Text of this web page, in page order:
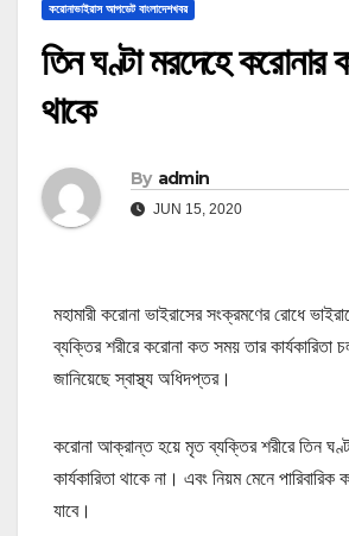
করোনাভাইরাস আপডেট বাংলাদেশখবর
তিন ঘণ্টা মরদেহে করোনার
থাকে
By admin
JUN 15, 2020
মহামারী করোনা ভাইরাসের সংক্রমণের রোধে
ব্যক্তির শরীরে করোনা কত সময় তার কার্যকারিতা
জানিয়েছে স্বাস্থ্য অধিদপ্তর।
করোনা আক্রান্ত হয়ে মৃত ব্যক্তির শরীরে তিন
কার্যকারিতা থাকে না। এবং নিয়ম মেনে
যাবে।